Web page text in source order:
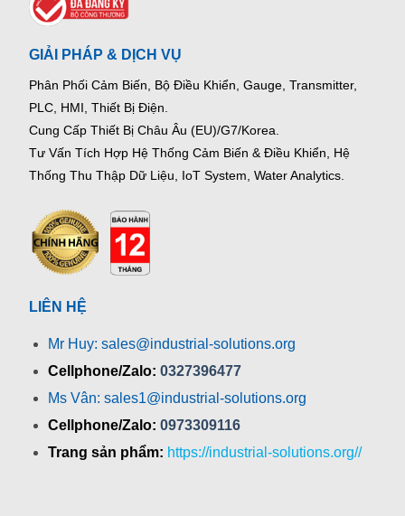
GIẢI PHÁP & DỊCH VỤ
Phân Phối Cảm Biến, Bộ Điều Khiển, Gauge, Transmitter,
PLC, HMI, Thiết Bị Điện.
Cung Cấp Thiết Bị Châu Âu (EU)/G7/Korea.
Tư Vấn Tích Hợp Hệ Thống Cảm Biến & Điều Khiển, Hệ
Thống Thu Thập Dữ Liệu, IoT System, Water Analytics.
LIÊN HỆ
Mr Huy: sales@industrial-solutions.org
Cellphone/Zalo: 0327396477
Ms Vân: sales1@industrial-solutions.org
Cellphone/Zalo: 0973309116
Trang sản phẩm: https://industrial-solutions.org//